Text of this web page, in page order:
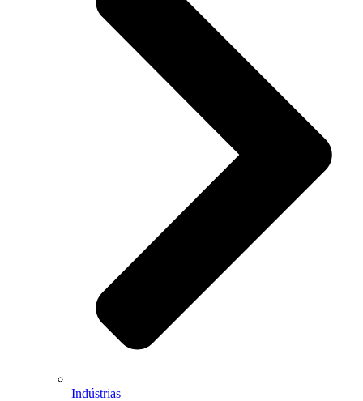
Indústrias